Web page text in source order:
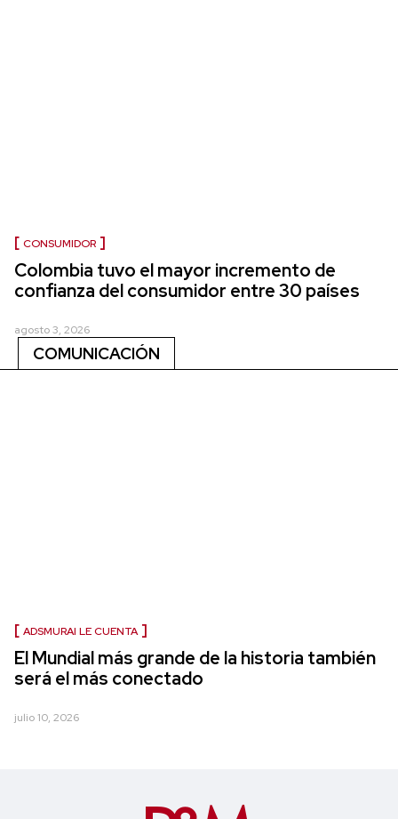
CONSUMIDOR
Colombia tuvo el mayor incremento de
confianza del consumidor entre 30 países
agosto 3, 2026
COMUNICACIÓN
ADSMURAI LE CUENTA
El Mundial más grande de la historia también
será el más conectado
julio 10, 2026